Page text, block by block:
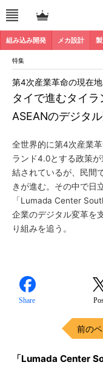
組み込み開発 メカ設計
特集
タイで進むタイ
ASEANのデジタ
第4次産業革命の現在地
全世界的に第4次産業
ランド4.0とする政策
結されているが、民間
きが進む。その中で日
「Lumada Center
企業のデジタル変革を
り組みを追う。
Share
前の
「Lumada Center